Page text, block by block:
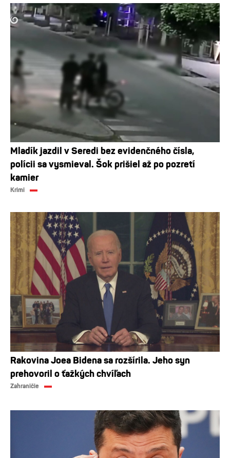
Mladík jazdil v Seredi bez evidenčného čísla,
polícii sa vysmieval. Šok prišiel až po pozretí
kamier
Krimi
Rakovina Joea Bidena sa rozšírila. Jeho syn
prehovoril o ťažkých chvíľach
Zahraničie